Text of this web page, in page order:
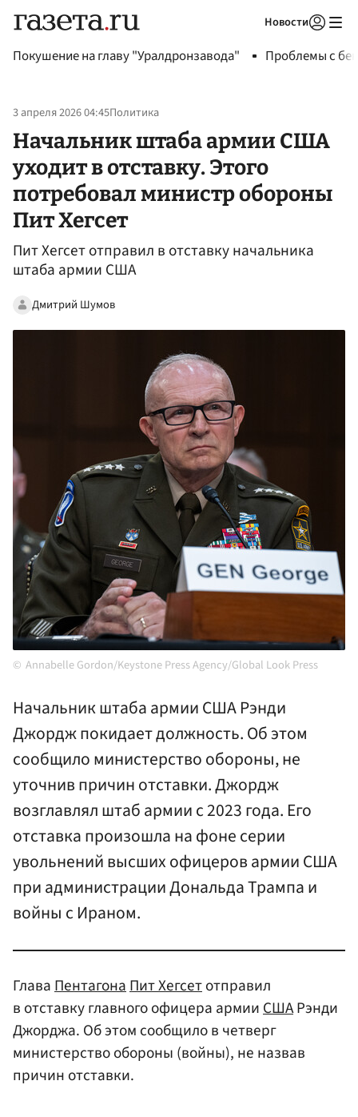
Новости
Покушение на главу "Уралдронзавода" Проблемы с
3 апреля 2026 04:45Политика
Начальник штаба армии США
уходит в отставку. Этого
потребовал министр обороны
Пит Хегсет
Пит Хегсет отправил в отставку начальника
штаба армии США
Дмитрий Шумов
Annabelle Gordon/Keystone Press Agency/Global Look Press
Начальник штаба армии США Рэнди
Джордж покидает должность. Об этом
сообщило министерство обороны, не
уточнив причин отставки. Джордж
возглавлял штаб армии с 2023 года. Его
отставка произошла на фоне серии
увольнений высших офицеров армии США
при администрации Дональда Трампа и
войны с Ираном.
ГлаваПентагонаПит Хегсетотправил
в отставку главного офицера армииСШАРэнди
Джорджа. Об этом сообщило в четверг
министерство обороны (войны), не назвав
причин отставки.